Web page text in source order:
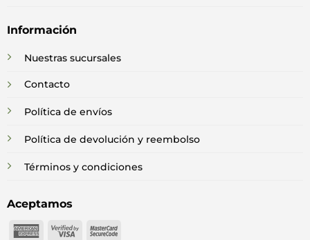
Información
Nuestras sucursales
Contacto
Política de envíos
Política de devolución y reembolso
Términos y condiciones
Aceptamos
American
Visa MasterCard